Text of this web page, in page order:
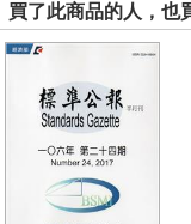
買了此商品的人，也